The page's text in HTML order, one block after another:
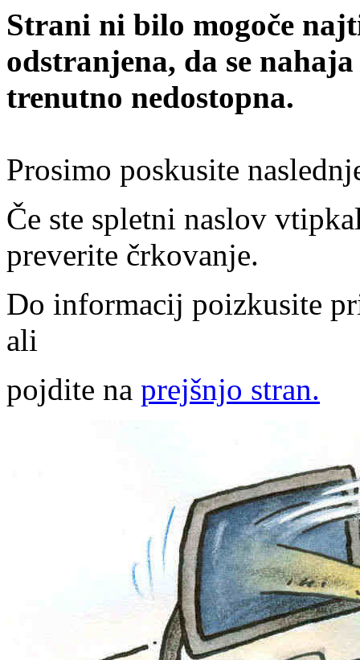
Strani ni bilo mogoče
odstranjena, da se
trenutno nedostopna.
Prosimo poskusite
Če ste spletni naslov
preverite črkovanje.
Do informacij poizkusite
ali
pojdite na prejšnjo stran.